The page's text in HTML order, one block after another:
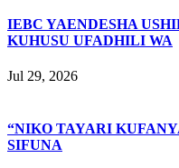
IEBC YAENDESHA
KUHUSU UFADHILI WA
Jul 29, 2026
“NIKO TAYARI
SIFUNA